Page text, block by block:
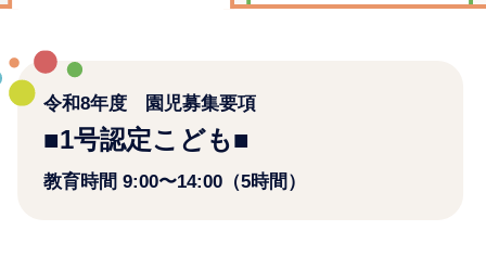
令和8年度 園児募集要項
■1号認定こども■
教育時間 9:00〜14:00（5時間）